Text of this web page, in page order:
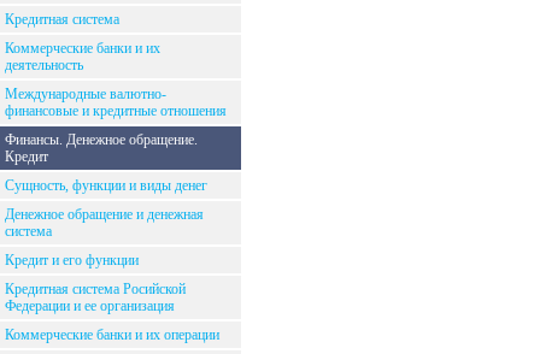
Кредитная система
Коммерческие банки и их
деятельность
Международные валютно-
финансовые и кредитные отношения
Финансы. Денежное обращение.
Кредит
Сущность, функции и виды денег
Денежное обращение и денежная
система
Кредит и его функции
Кредитная система Росийской
Федерации и ее организация
Коммерческие банки и их операции